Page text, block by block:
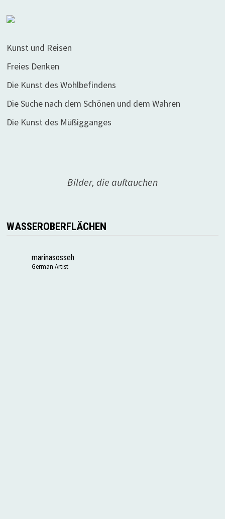
Kunst und Reisen
Freies Denken
Die Kunst des Wohlbefindens
Die Suche nach dem Schönen und dem Wahren
Die Kunst des Müßigganges
Bilder, die auftauchen
WASSEROBERFLÄCHEN
marinasosseh
German Artist